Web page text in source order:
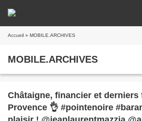
Accueil » MOBILE.ARCHIVES
MOBILE.ARCHIVES
Châtaigne, financier et
Provence 👌 #pointenoire